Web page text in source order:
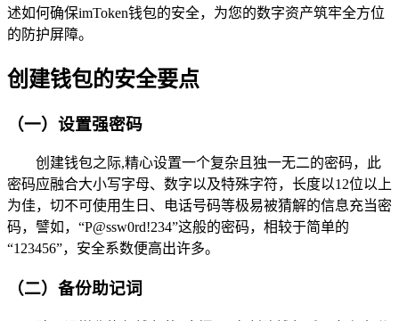
述如何确保imToken钱包的安全，为您的数字资产筑牢全方位
的防护屏障。
创建钱包的安全要点
（一）设置强密码
创建钱包之际,精心设置一个复杂且独一无二的密码，此
密码应融合大小写字母、数字以及特殊字符，长度以12位以上
为佳，切不可使用生日、电话号码等极易被猜解的信息充当密
码，譬如，“P@ssw0rd!234”这般的密码，相较于简单的
“123456”，安全系数便高出许多。
（二）备份助记词